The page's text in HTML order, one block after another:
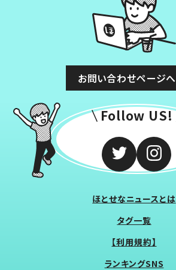
お問い合わせページへ
Follow US!
ほとせなニュースとは
タグ一覧
【利用規約】
ランキングSNS